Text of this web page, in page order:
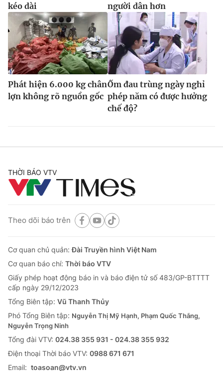
kéo dài
người dân hơn
Phát hiện 6.000 kg chân
lợn không rõ nguồn gốc
Ốm đau trùng ngày nghỉ
phép năm có được hưởng
chế độ?
THỜI BÁO VTV
Theo dõi báo trên
Cơ quan chủ quản:Đài Truyền hình Việt Nam
Cơ quan báo chí: Thời báo VTV
Giấy phép hoạt động báo in và báo điện tử số 483/GP-BTTTT
cấp ngày 29/12/2023
Tổng Biên tập: Vũ Thanh Thủy
Phó Tổng Biên tập: Nguyễn Thị Mỹ Hạnh, Phạm Quốc Thắng,
Nguyễn Trọng Ninh
Tổng đài VTV: 024.38 355 931 - 024.38 355 932
Ðiện thoại Thời báo VTV: 0988 671 671
Email: toasoan@vtv.vn